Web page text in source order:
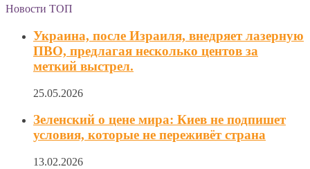
Новости ТОП
Украина, после Израиля, внедряет лазерную
ПВО, предлагая несколько центов за
меткий выстрел.
25.05.2026
Зеленский о цене мира: Киев не подпишет
условия, которые не переживёт страна
13.02.2026